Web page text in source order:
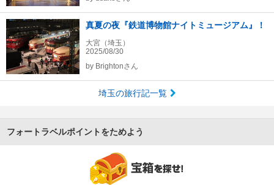
真夏の夜『鉄道博物館ナイトミュージアム』！
大宮（埼玉）
2025/08/30
by Brightonさん
埼玉の旅行記一覧
フォートラベルポイントをためよう